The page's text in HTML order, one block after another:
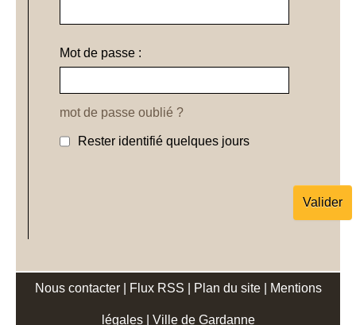
Mot de passe :
mot de passe oublié ?
Rester identifié quelques jours
Nous contacter Flux RSS Plan du site Mentions
légales Ville de Gardanne